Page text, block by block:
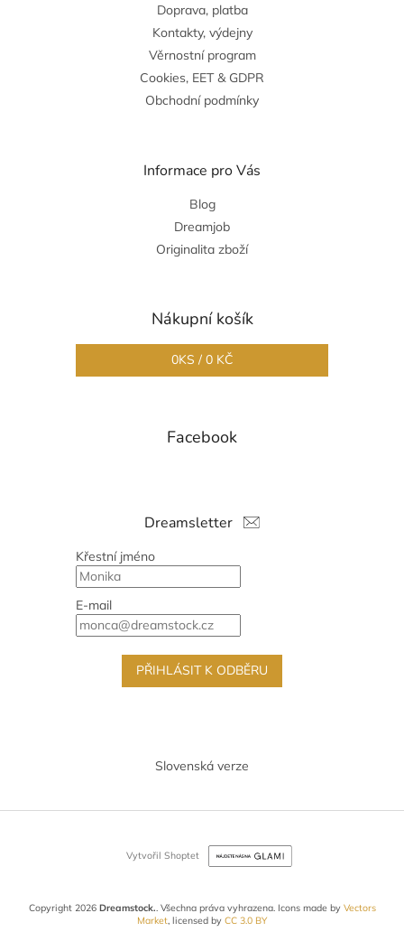
Doprava, platba
Kontakty, výdejny
Věrnostní program
Cookies, EET & GDPR
Obchodní podmínky
Informace pro Vás
Blog
Dreamjob
Originalita zboží
Nákupní košík
0KS / 0 KČ
Facebook
Dreamsletter
Křestní jméno
E-mail
PŘIHLÁSIT K ODBĚRU
Slovenská verze
Vytvořil Shoptet
Copyright 2026 Dreamstock.. Všechna práva vyhrazena. Icons made by Vectors
Market, licensed by CC 3.0 BY